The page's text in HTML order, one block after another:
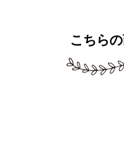
こちら